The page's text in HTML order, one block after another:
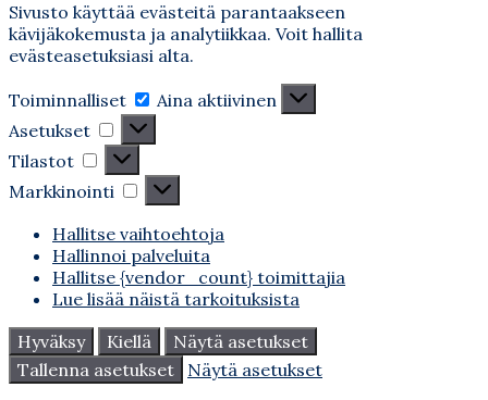
Sivusto käyttää evästeitä parantaakseen
kävijäkokemusta ja analytiikkaa. Voit hallita
evästeasetuksiasi alta.
Toiminnalliset Toiminnalliset
Aina aktiivinen
Asetukset
Asetukset
Tilastot
Tilastot
Markkinointi
Markkinointi
Hallitse vaihtoehtoja
Hallinnoi palveluita
Hallitse {vendor_count} toimittajia
Lue lisää näistä tarkoituksista
Hyväksy
Kiellä
Näytä asetukset
Tallenna asetukset
Näytä asetukset